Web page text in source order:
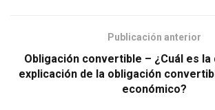
Publicación anterior
Obligación convertible – ¿Cuál es la
explicación de la obligación
económico?